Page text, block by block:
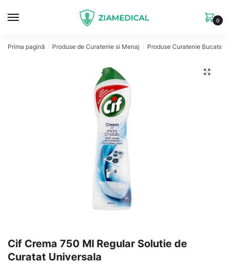
0
Prima pagină / Produse de Curatenie si Menaj / Produse Curatenie Bucatarie
🔍
Cif Crema 750 Ml Regular Solutie de
Curatat Universala